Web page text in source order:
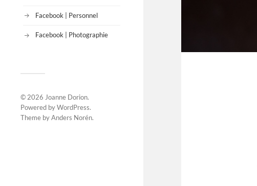
Facebook | Personnel
Facebook | Photographie
© 2026 Joanne Dorion.
Powered byWordPress.
Theme byAnders Norén.